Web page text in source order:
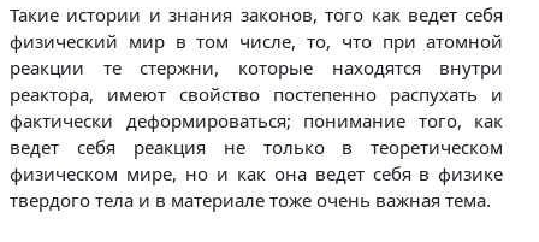
Такие истории и знания законов, того как ведет себя
физический мир в том числе, то, что при атомной
реакции те стержни, которые находятся внутри
реактора, имеют свойство постепенно распухать и
фактически деформироваться; понимание того, как
ведет себя реакция не только в теоретическом
физическом мире, но и как она ведет себя в физике
твердого тела и в материале тоже очень важная тема.